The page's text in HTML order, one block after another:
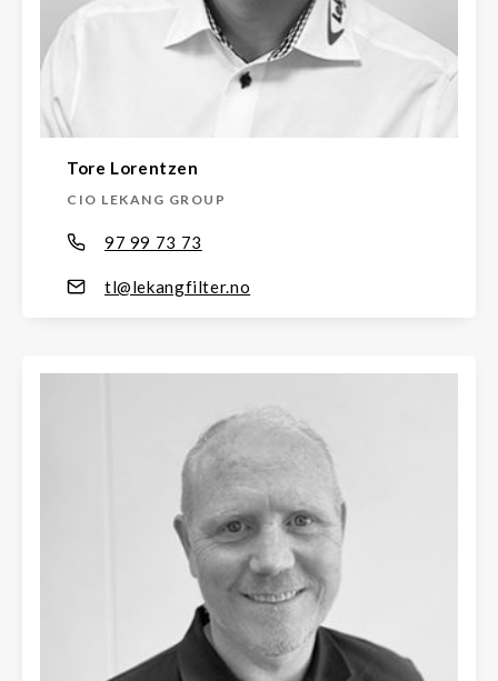
Tore Lorentzen
CIO LEKANG GROUP
97 99 73 73
tl@lekangfilter.no